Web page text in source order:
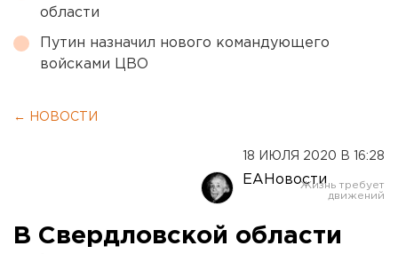
области
Путин назначил нового командующего
войсками ЦВО
← НОВОСТИ
18 ИЮЛЯ 2020 В 16:28
ЕАНовости
В Свердловской области